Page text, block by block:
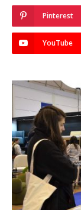
Pinterest
YouTube